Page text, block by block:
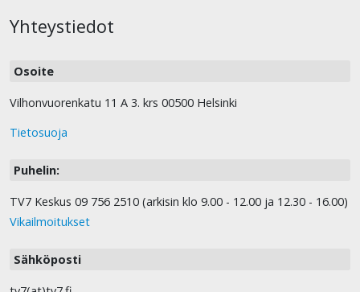
Yhteystiedot
Osoite
Vilhonvuorenkatu 11 A 3. krs 00500 Helsinki
Tietosuoja
Puhelin:
TV7 Keskus 09 756 2510 (arkisin klo 9.00 - 12.00 ja 12.30 - 16.00)
Vikailmoitukset
Sähköposti